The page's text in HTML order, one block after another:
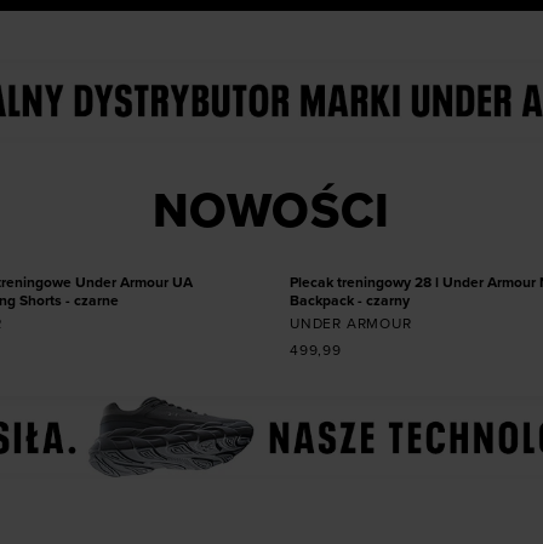
NOWOŚCI
w rozmiarze
XXL
Under Armour UA
Shorts - czarne
Dodaj produkt w
Plecak treningowy 28 l Under Armour
Backpack - czarny
UNDER ARMOUR
499,99